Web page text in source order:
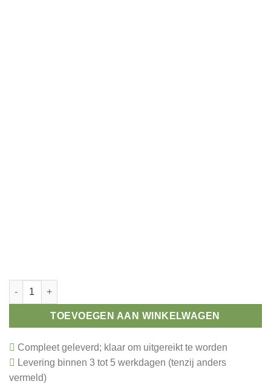
Medaille nr 3 brons aantal
TOEVOEGEN AAN WINKELWAGEN
Compleet geleverd; klaar om uitgereikt te worden
Levering binnen 3 tot 5 werkdagen (tenzij anders
vermeld)